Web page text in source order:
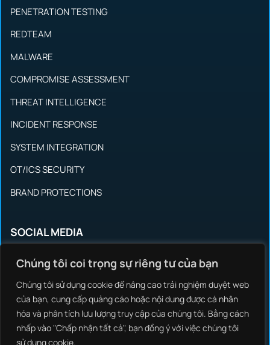
Chúng tôi coi trọng sự riêng tư của bạn
Chúng tôi sử dụng cookie để nâng cao trải nghiệm duyệt web
của bạn, cung cấp quảng cáo hoặc nội dung được cá nhân
hóa và phân tích lưu lượng truy cập của chúng tôi. Bằng cách
nhấp vào "Chấp nhận tất cả", bạn đồng ý với việc chúng tôi
sử dụng cookie.
PENETRATION TESTING
REDTEAM
MALWARE
COMPROMISE ASSESSMENT
THREAT INTELLIGENCE
INCIDENT RESPONSE
SYSTEM INTEGRATION
OT/ICS SECURITY
BRAND PROTECTIONS
SOCIAL MEDIA
GIẢI PHÁP